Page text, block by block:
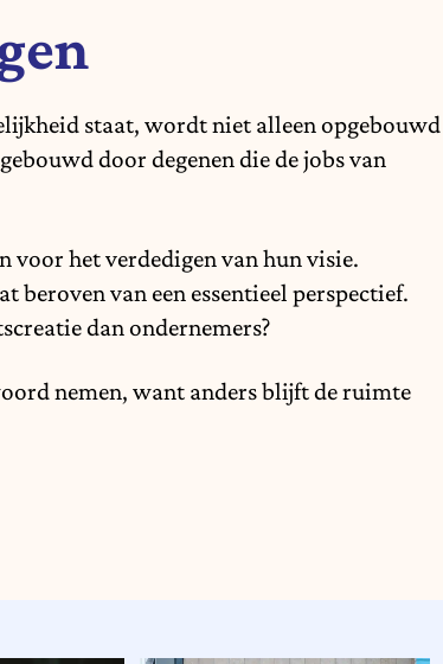
staat, wordt niet alleen opgebouwd
door degenen die de jobs van
voor het verdedigen van hun visie.
beroven van een essentieel perspectief.
dan ondernemers?
nemen, want anders blijft de ruimte